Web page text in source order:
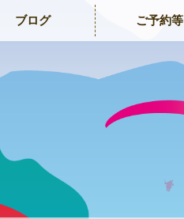
ブログ ご予約等